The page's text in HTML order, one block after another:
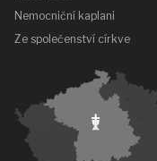
Nemocniční kaplani
Ze společenství církve